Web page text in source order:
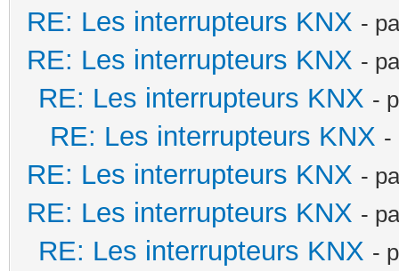
RE: Les interrupteurs KNX -
RE: Les interrupteurs KNX -
RE: Les interrupteurs KNX -
RE: Les interrupteurs KNX -
RE: Les interrupteurs KNX -
RE: Les interrupteurs KNX -
RE: Les interrupteurs KNX -